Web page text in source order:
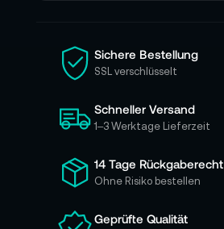
i
e
s
c
h
ü
r
u
Sichere Bestellung
SSL verschlüsselt
Schneller Versand
1–3 Werktage Lieferzeit
14 Tage Rückgaberecht
Ohne Risiko bestellen
Geprüfte Qualität